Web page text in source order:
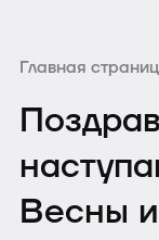
Главная
Весны